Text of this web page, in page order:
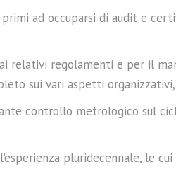
ad occuparsi di audit e
relativi regolamenti e per il
sui vari aspetti
controllo metrologico sul
pluridecennale, le